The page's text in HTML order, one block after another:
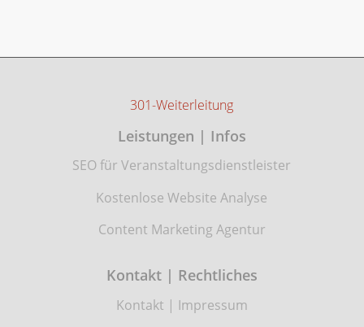
301-Weiterleitung
Leistungen | Infos
SEO für Veranstaltungsdienstleister
Kostenlose Website Analyse
Content Marketing Agentur
Kontakt | Rechtliches
Kontakt | Impressum